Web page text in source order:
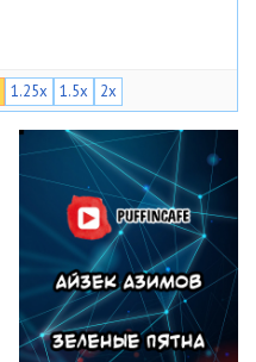
1.25x 1.5x 2x